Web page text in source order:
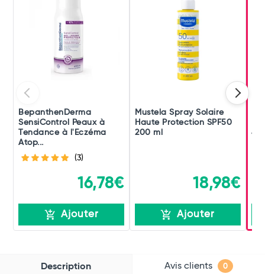
BepanthenDerma
SensiControl Peaux à
Tendance à l'Eczéma
Atop...
(3)
16,78€
Ajouter
Mustela Spray Solaire
Haute Protection SPF50
200 ml
18,98€
Ajouter
40
Description Avis clients 0